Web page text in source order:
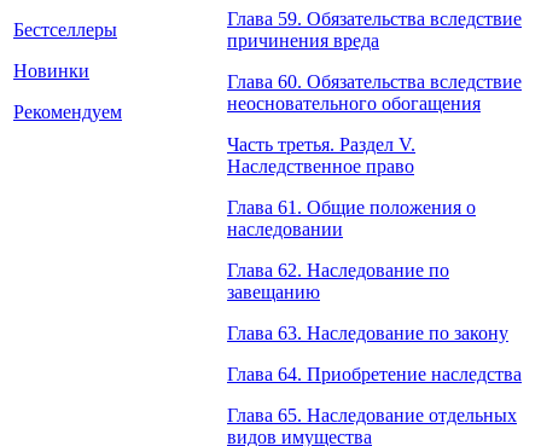
Бестселлеры
Новинки
Рекомендуем
Глава 59. Обязательства вследствие
причинения вреда
Глава 60. Обязательства вследствие
неосновательного обогащения
Часть третья. Раздел V.
Наследственное право
Глава 61. Общие положения о
наследовании
Глава 62. Наследование по
завещанию
Глава 63. Наследование по закону
Глава 64. Приобретение наследства
Глава 65. Наследование отдельных
видов имущества